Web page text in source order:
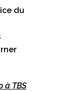
du
à TBS